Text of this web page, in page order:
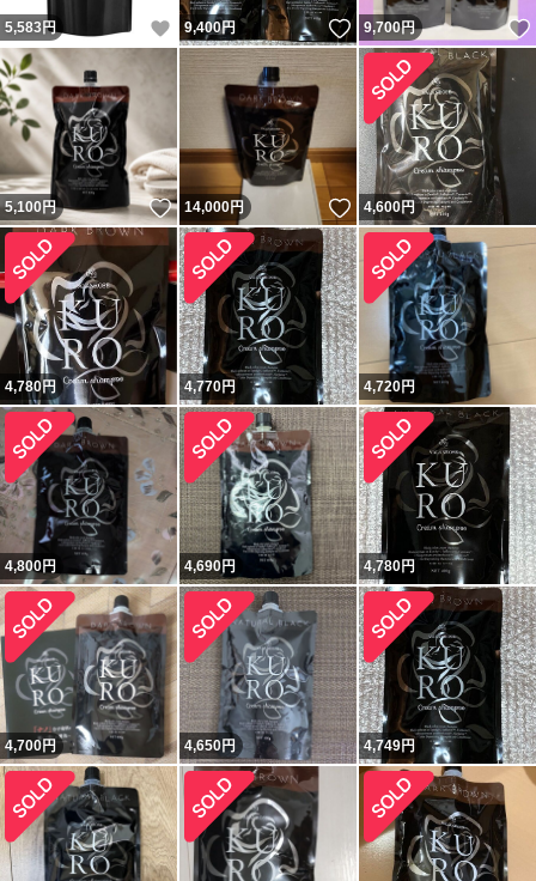
5,583円 いいね！
9,400円 いいね！
9,700円
5,100円 いいね！
14,000円 いいね！
4,600円
4,780円 4,770円 4,720円
4,800円 4,690円 4,780円
4,700円 4,650円 4,749円